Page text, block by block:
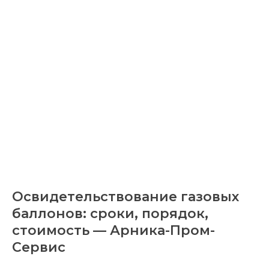
Освидетельствование газовых
баллонов: сроки, порядок,
стоимость — Арника-Пром-
Сервис